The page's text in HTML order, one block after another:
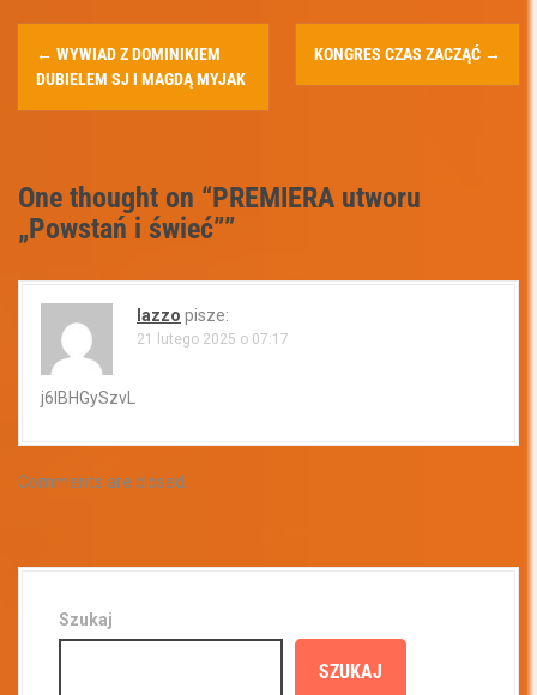
← WYWIAD Z DOMINIKIEM
DUBIELEM SJ I MAGDĄ MYJAK
KONGRES CZAS ZACZĄĆ →
One thought on “PREMIERA utworu
„Powstań i świeć””
lazzo pisze:
21 lutego 2025 o 07:17
j6lBHGySzvL
Comments are closed.
Szukaj
SZUKAJ